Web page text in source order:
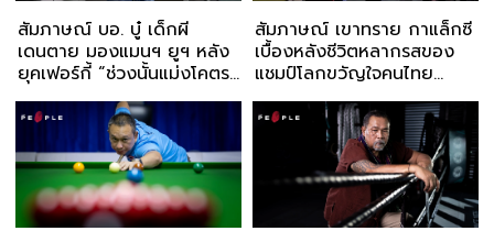
สัมภาษณ์ บอ. บู๋ เด็กผี
เดนตาย มองแมนฯ ยูฯ หลัง
ยุคเฟอร์กี้ “ช่วงนั้นแม่งโคตร
อัปยศ”
สัมภาษณ์ เขาทราย กาแล็กซี
เบื้องหลังชีวิตหลากรสของ
แชมป์โลกขวัญใจคนไทย
ตลอดกาล